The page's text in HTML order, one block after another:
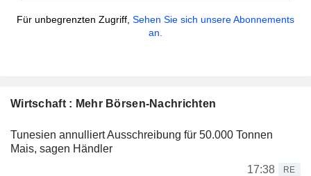
Für unbegrenzten Zugriff, Sehen Sie sich unsere Abonnements
an.
Wirtschaft : Mehr Börsen-Nachrichten
Tunesien annulliert Ausschreibung für 50.000 Tonnen
Mais, sagen Händler
17:38
RE